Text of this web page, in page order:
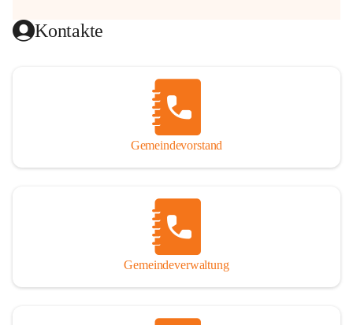
Kontakte
Gemeindevorstand
Gemeindeverwaltung